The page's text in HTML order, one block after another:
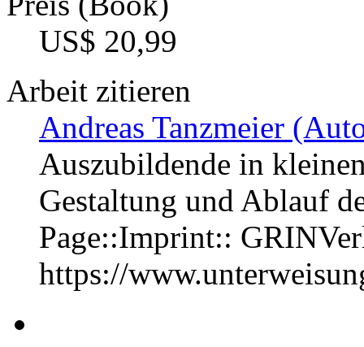
US$ 20,99
Arbeit zitieren
Andreas Tanzmeier
Auszubildende in
Gestaltung und Ablauf
Page::Imprint::
https://